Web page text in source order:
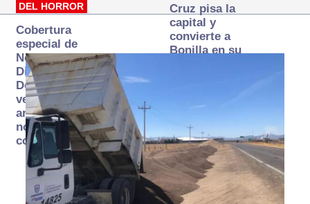
DEL HORROR
Cobertura
especial de
Norte
Digital:
Donde la
verdad
arde… pero
no se
consume
Cruz pisa la
capital y
convierte a
Bonilla en su